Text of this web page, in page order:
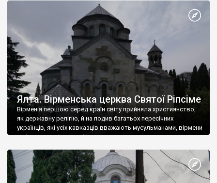
Херсонесі Володимир-язичник, став Василем-християнином.
А потім було Хрещення Русі. На честь Херсонесу Таврійського
Ялта. Вірменська церква Святої Ріпсіме
Вірменія першою серед країн світу прийняла християнство,
як державну релігію, й на подив багатьох пересічних
українців, які усіх кавказців вважають мусульманами, вірмени
є відданими вірянами Христа